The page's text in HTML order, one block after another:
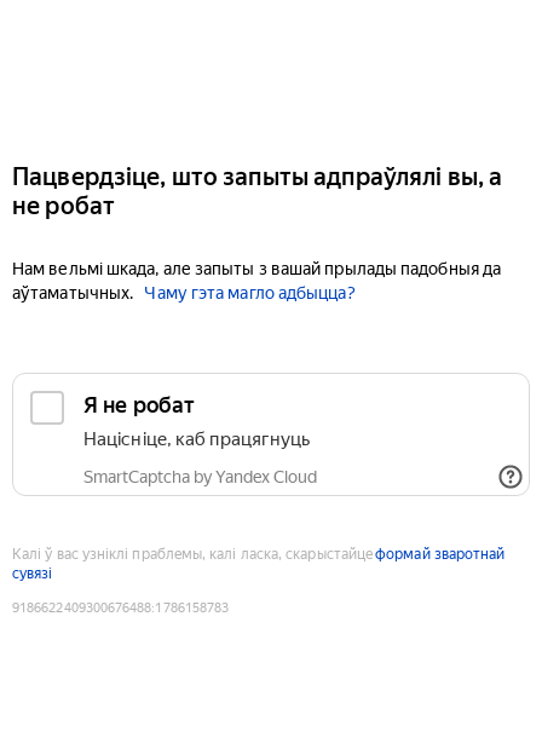
Пацвердзіце, што запыты адпраўлялі вы, а
не робат
Нам вельмі шкада, але запыты з вашай прылады падобныя да
аўтаматычных.
Чаму гэта магло адбыцца?
Я не робат
Націсніце, каб працягнуць
SmartCaptcha by Yandex Cloud
Калі ў вас узніклі праблемы, калі ласка, скарыстайцеформай зваротнай
сувязі
9186622409300676488:1786158783